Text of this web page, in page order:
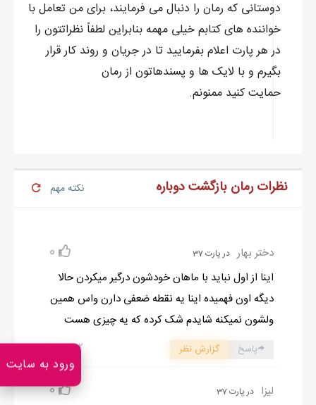
دوستانی که رمان را دنبال می فرمایند، برای من تعامل با
خواننده های کتابم خیلی مهمه بنابراین لطفاً نظراتتون را
در هر پارت اعلام بفرمایید تا در جریان و روند کار قرار
بگیرم و با لایک ها و پسندهاتون از رمان
حمایت کنید ممنونم.
نظرات رمان بازگشت دوباره نکته مهم
دختر بهار در پارت 37 0
اینا از اول نباید با ماهان خودشون درگیر میکردن حالا
دیگه اون فهمیده اینا یه نقطه ضعفی دارن واس همین
ولشون نمیکنه شایدم شک کرده که یه چیزی هست
۲ روز پیش پاسخ گزارش نظر
لیزا در پارت 37 0
ورود به سایت